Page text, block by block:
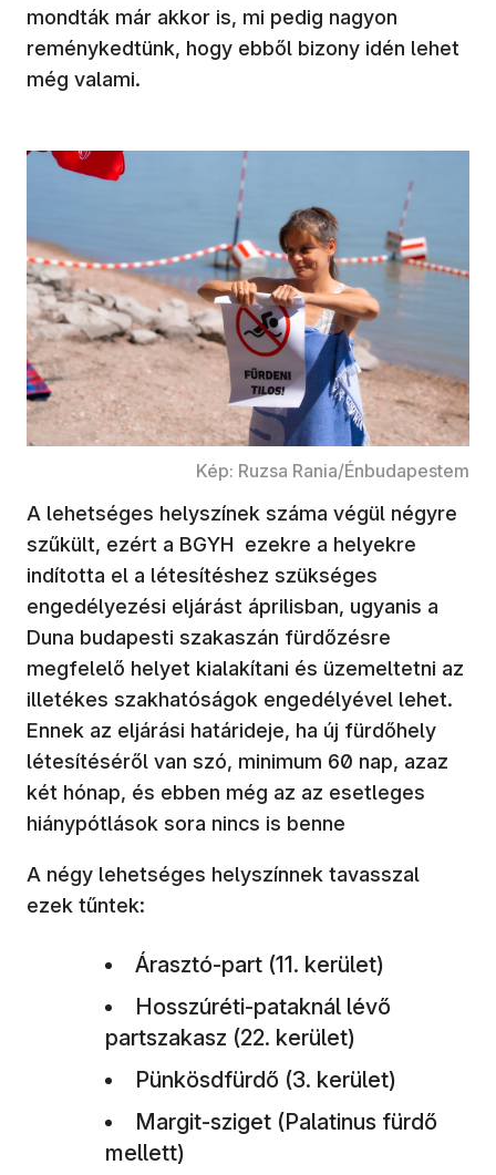
mondták már akkor is, mi pedig nagyon
reménykedtünk, hogy ebből bizony idén lehet
még valami.
Kép: Ruzsa Rania/Énbudapestem
A lehetséges helyszínek száma végül négyre
szűkült, ezért a BGYH ezekre a helyekre
indította el a létesítéshez szükséges
engedélyezési eljárást áprilisban, ugyanis a
Duna budapesti szakaszán fürdőzésre
megfelelő helyet kialakítani és üzemeltetni az
illetékes szakhatóságok engedélyével lehet.
Ennek az eljárási határideje, ha új fürdőhely
létesítéséről van szó, minimum 60 nap, azaz
két hónap, és ebben még az az esetleges
hiánypótlások sora nincs is benne
A négy lehetséges helyszínnek tavasszal
ezek tűntek:
Árasztó-part (11. kerület)
Hosszúréti-pataknál lévő
partszakasz (22. kerület)
Pünkösdfürdő (3. kerület)
Margit-sziget (Palatinus fürdő
mellett)